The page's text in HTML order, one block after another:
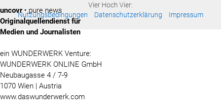
Vier Hoch Vier:
Nutzungsbedingungen
Datenschutzerklärung Impressum
uncovr• pure news
Originalquellendienst für
Medien und Journalisten
ein WUNDERWERK Venture:
WUNDERWERK ONLINE GmbH
Neubaugasse 4 / 7-9
1070 Wien | Austria
www.daswunderwerk.com